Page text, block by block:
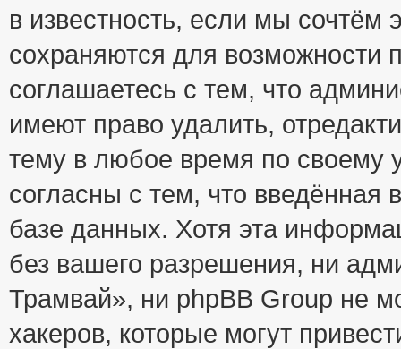
в известность, если мы
сохраняются для возможности
соглашаетесь с тем, что
имеют право удалить,
тему в любое время по своему
согласны с тем, что
базе данных. Хотя эта
без вашего разрешения, ни
Трамвай», ни phpBB Group не
хакеров, которые могут